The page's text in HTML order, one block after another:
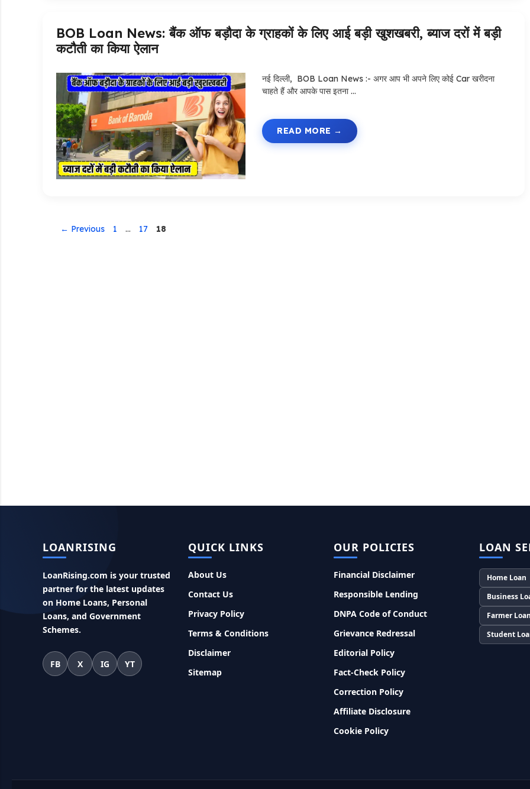
BOB Loan News: बैंक ऑफ बड़ौदा के ग्राहकों के लिए आई बड़ी खुशखबरी, ब्याज दरों में बड़ी
कटौती का किया ऐलान
नई दिल्ली, BOB Loan News :- अगर आप भी अपने लिए कोई Car खरीदना
चाहते हैं और आपके पास इतना …
READ MORE
← Previous Page
1 … Page
17 Page
18
LOANRISING
LoanRising.com is your trusted
partner for the latest updates
on Home Loans, Personal
Loans, and Government
Schemes.
FB X IG YT
QUICK LINKS
About Us
Contact Us
Privacy Policy
Terms & Conditions
Disclaimer
Sitemap
OUR POLICIES
Financial Disclaimer
Responsible Lending
DNPA Code of Conduct
Grievance Redressal
Editorial Policy
Fact-Check Policy
Correction Policy
Affiliate Disclosure
Cookie Policy
LOAN
Home Loan
Business
Farmer Loan
Student